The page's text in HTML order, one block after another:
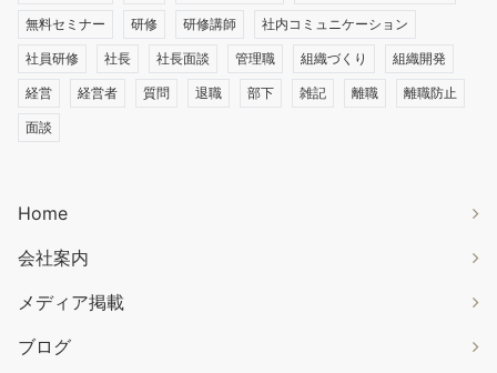
無料セミナー 研修 研修講師 社内コミュニケーション
社員研修 社長 社長面談 管理職 組織づくり 組織開発
経営 経営者 質問 退職 部下 雑記 離職 離職防止
面談
Home
会社案内
メディア掲載
ブログ